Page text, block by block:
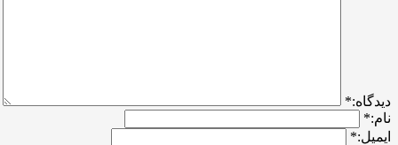
ديدگاه:*
نام:*
ایمیل:*